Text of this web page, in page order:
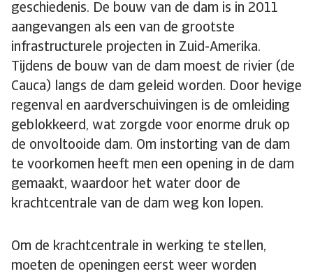
geschiedenis. De bouw van de dam is in 2011
aangevangen als een van de grootste
infrastructurele projecten in Zuid-Amerika.
Tijdens de bouw van de dam moest de rivier (de
Cauca) langs de dam geleid worden. Door hevige
regenval en aardverschuivingen is de omleiding
geblokkeerd, wat zorgde voor enorme druk op
de onvoltooide dam. Om instorting van de dam
te voorkomen heeft men een opening in de dam
gemaakt, waardoor het water door de
krachtcentrale van de dam weg kon lopen.
Om de krachtcentrale in werking te stellen,
moeten de openingen eerst weer worden